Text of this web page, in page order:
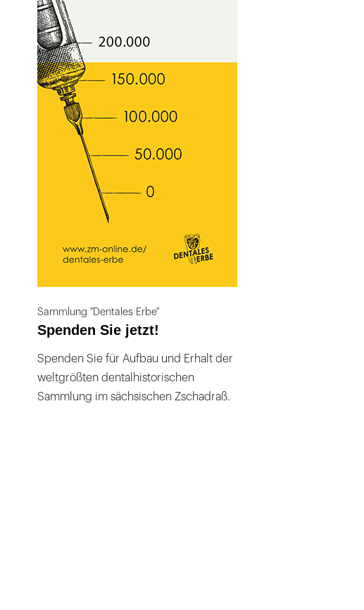
Sammlung "Dentales Erbe"
Spenden Sie jetzt!
Spenden Sie für Aufbau und Erhalt der
weltgrößten dentalhistorischen
Sammlung im sächsischen Zschadraß.